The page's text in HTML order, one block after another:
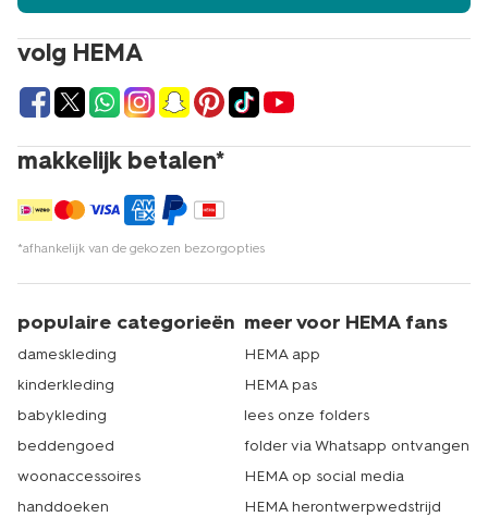
vakantiebenodigdheden daarna allemaal op hema.nl.
Kom je toch liever langs in één van onze winkels om jouw
ruim 500 filialen is er altijd wel een HEMA bij jou in de
buurt. Echt HEMA.
volg HEMA
makkelijk betalen*
*afhankelijk van de gekozen bezorgopties
populaire categorieën
dameskleding
kinderkleding
babykleding
beddengoed
woonaccessoires
handdoeken
meer voor HEMA fans
HEMA app
HEMA pas
lees onze folders
folder via Whatsapp ontvangen
HEMA op social media
HEMA herontwerpwedstrijd